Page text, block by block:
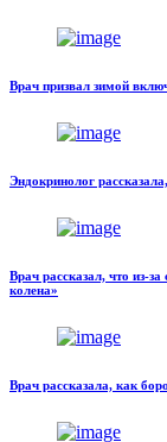
Врач призвал зимой
Эндокринолог
Врач рассказал, что из-
колена»
Врач рассказала, как